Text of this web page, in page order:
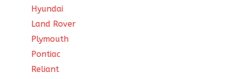
Hyundai
Land Rover
Plymouth
Pontiac
Reliant